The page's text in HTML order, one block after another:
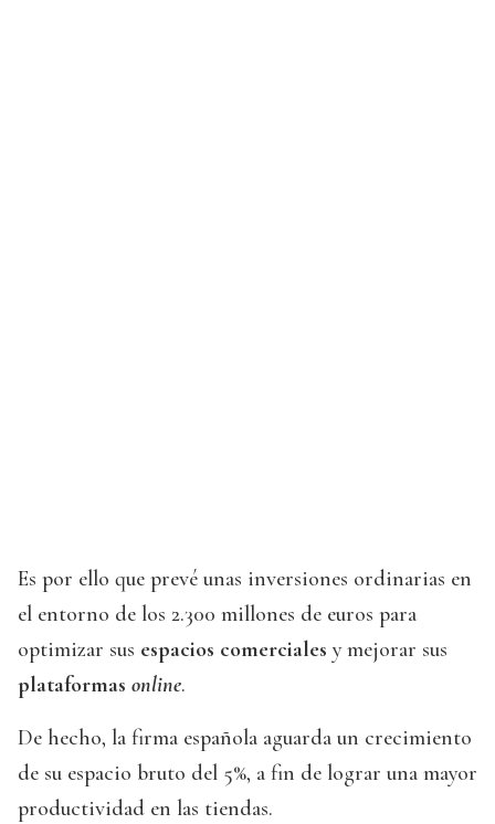
Es por ello que prevé unas inversiones ordinarias en
el entorno de los 2.300 millones de euros para
optimizar sus espacios comerciales y mejorar sus
plataformas online.
De hecho, la firma española aguarda un crecimiento
de su espacio bruto del 5%, a fin de lograr una mayor
productividad en las tiendas.